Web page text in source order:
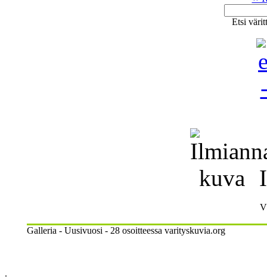
Etsi
Galleria - Uusivuosi - 28 osoitteessa varityskuvia.org
.